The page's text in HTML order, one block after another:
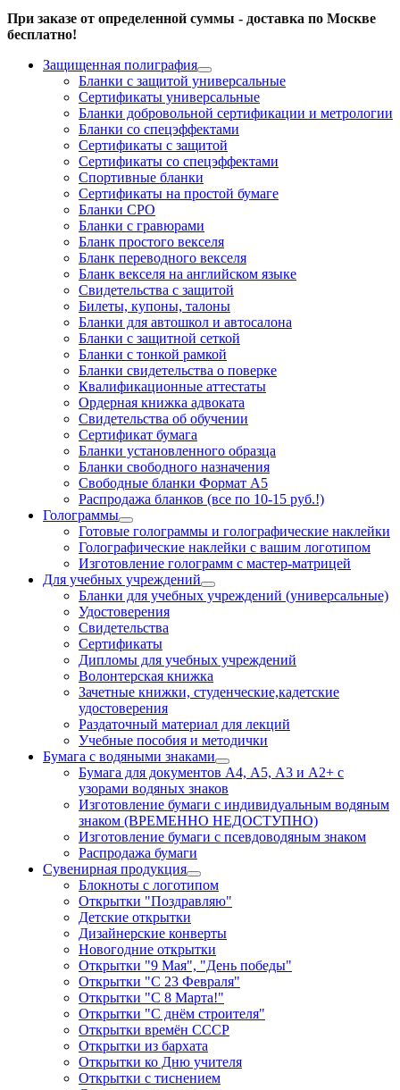
При заказе от определенной суммы - доставка по Москве
бесплатно!
Защищенная полиграфия
Бланки с защитой универсальные
Сертификаты универсальные
Бланки добровольной сертификации и метрологии
Бланки со спецэффектами
Сертификаты с защитой
Сертификаты со спецэффектами
Спортивные бланки
Cертификаты на простой бумаге
Бланки СРО
Бланки с гравюрами
Бланк простого векселя
Бланк переводного векселя
Бланк векселя на английском языке
Свидетельства с защитой
Билеты, купоны, талоны
Бланки для автошкол и автосалона
Бланки с защитной сеткой
Бланки с тонкой рамкой
Бланки свидетельства о поверке
Квалификационные аттестаты
Ордерная книжка адвоката
Свидетельства об обучении
Сертификат бумага
Бланки установленного образца
Бланки свободного назначения
Свободные бланки Формат А5
Распродажа бланков (все по 10-15 руб.!)
Голограммы
Готовые голограммы и голографические наклейки
Голографические наклейки с вашим логотипом
Изготовление голограмм с мастер-матрицей
Для учебных учреждений
Бланки для учебных учреждений (универсальные)
Удостоверения
Свидетельства
Сертификаты
Дипломы для учебных учреждений
Волонтерская книжка
Зачетные книжки, студенческие,кадетские
удостоверения
Раздаточный материал для лекций
Учебные пособия и методички
Бумага с водяными знаками
Бумага для документов А4, А5, А3 и А2+ с
узорами водяных знаков
Изготовление бумаги с индивидуальным водяным
знаком (ВРЕМЕННО НЕДОСТУПНО)
Изготовление бумаги с псевдоводяным знаком
Распродажа бумаги
Сувенирная продукция
Блокноты с логотипом
Открытки "Поздравляю"
Детские открытки
Дизайнерские конверты
Новогодние открытки
Открытки "9 Мая", "День победы"
Открытки "С 23 Февраля"
Открытки "С 8 Марта!"
Открытки "С днём строителя"
Открытки времён СССР
Открытки из бархата
Открытки ко Дню учителя
Открытки с тиснением